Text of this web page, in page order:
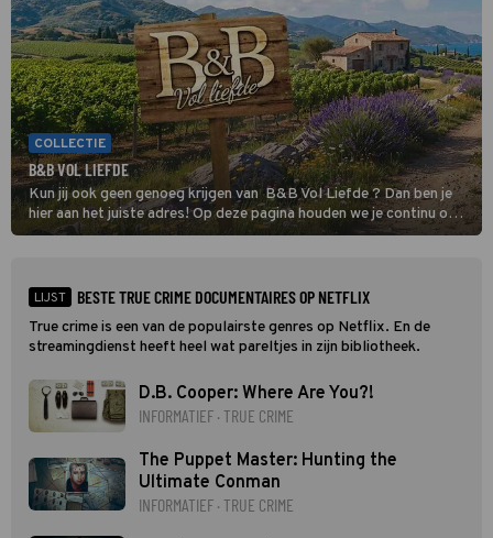
COLLECTIE
B&B VOL LIEFDE
Kun jij ook geen genoeg krijgen van B&B Vol Liefde ? Dan ben je
hier aan het juiste adres! Op deze pagina houden we je continu op
de hoogte van al het nieuws over de datingshow.
LIJST BESTE TRUE CRIME DOCUMENTAIRES OP NETFLIX
True crime is een van de populairste genres op Netflix. En de
streamingdienst heeft heel wat pareltjes in zijn bibliotheek.
D.B. Cooper: Where Are You?!
INFORMATIEF · TRUE CRIME
The Puppet Master: Hunting the
Ultimate Conman
INFORMATIEF · TRUE CRIME